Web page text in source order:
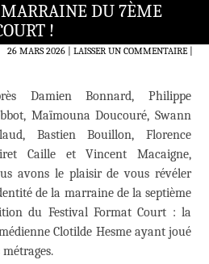
DU 7ÈME
!
26 MARS 2026 LAISSER UN COMMENTAIRE|
Damien Bonnard, Philippe
Maïmouna Doucouré, Swann
Bastien Bouillon, Florence
Caille et Vincent Macaigne,
avons le plaisir de vous révéler
de la marraine de la septième
du Festival Format Court : la
Clotilde Hesme ayant joué